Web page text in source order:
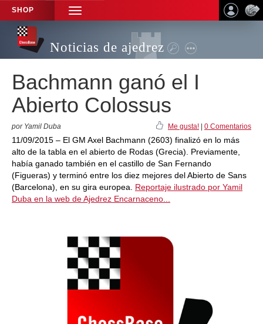
SHOP
TOGGLE
NAVIGATION
Noticias de ajedrez
Bachmann ganó el I
Abierto Colossus
por Yamil Duba Me gusta! 0 Comentarios
11/09/2015 – El GM Axel Bachmann (2603) finalizó en lo más
alto de la tabla en el abierto de Rodas (Grecia). Previamente,
había ganado también en el castillo de San Fernando
(Figueras) y terminó entre los diez mejores del Abierto de Sans
(Barcelona), en su gira europea. Reportaje ilustrado por Yamil
Duba en la web de Ajedrez Encarnaceno...